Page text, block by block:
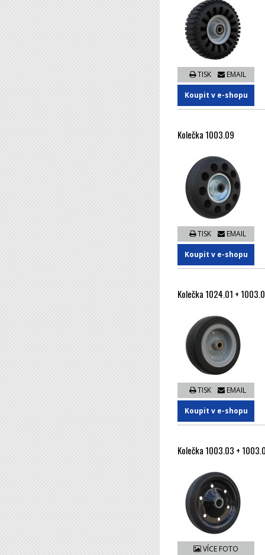
TISK EMAIL
Koupit v e-shopu
Kolečka 1003.09
TISK EMAIL
Koupit v e-shopu
Kolečka 1024.01 +
TISK EMAIL
Koupit v e-shopu
Kolečka 1003.03 +
VÍCE FOTO